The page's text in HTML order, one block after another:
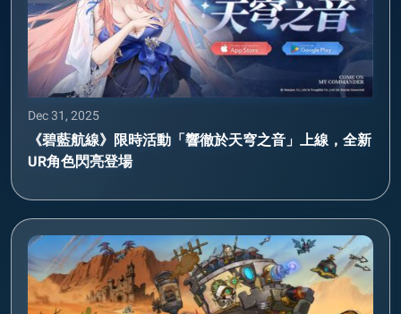
Dec 31, 2025
《碧藍航線》限時活動「響徹於天穹之音」上線，全新
UR角色閃亮登場